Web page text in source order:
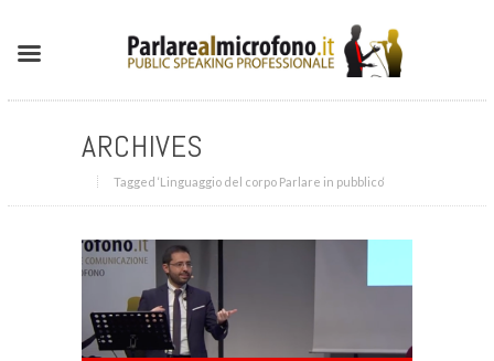
ARCHIVES
Tagged ‘Linguaggio del corpo Parlare in pubblico‘